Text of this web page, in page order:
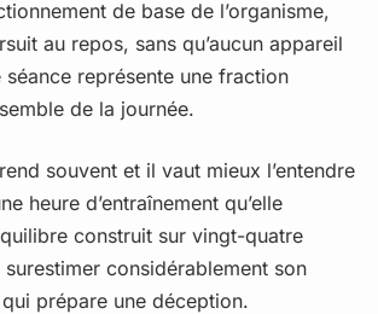
de base de l’organisme,
au repos, sans qu’aucun appareil
séance représente une fraction
de la journée.
souvent et il vaut mieux l’entendre
heure d’entraînement qu’elle
construit sur vingt-quatre
surestimer considérablement son
prépare une déception.